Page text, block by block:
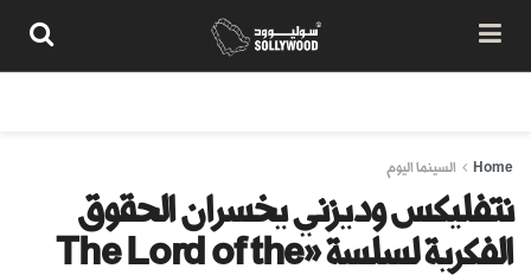
Home السينما اليوم
نتفليكس وديزني يخسران الحقوق
الفكرية لسلسة «The Lord of the